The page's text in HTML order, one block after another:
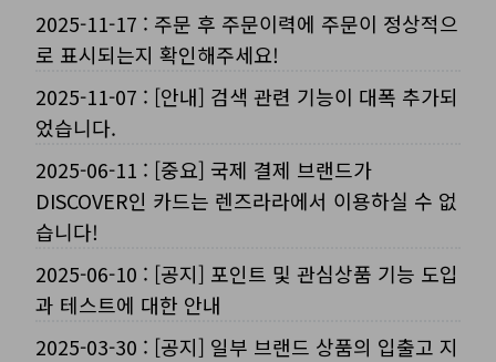
2025-11-17 : 주문 후 주문이력에 주문이 정상적으
로 표시되는지 확인해주세요!
2025-11-07 : [안내] 검색 관련 기능이 대폭 추가되
었습니다.
2025-06-11 : [중요] 국제 결제 브랜드가
DISCOVER인 카드는 렌즈라라에서 이용하실 수 없
습니다!
2025-06-10 : [공지] 포인트 및 관심상품 기능 도입
과 테스트에 대한 안내
2025-03-30 : [공지] 일부 브랜드 상품의 입출고 지